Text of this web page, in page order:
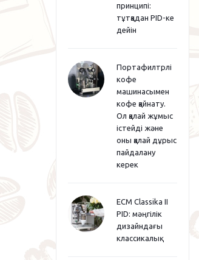
принципі:
тұтқадан PID-ке
дейін
Портафилтрлі
кофе
машинасымен
кофе қайнату.
Ол қалай жұмыс
істейді және
оны қалай дұрыс
пайдалану
керек
ECM Classika II
PID: мәңгілік
дизайндағы
классикалық